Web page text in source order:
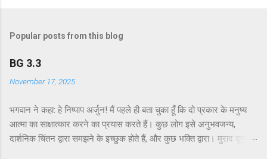
Popular posts from this blog
BG 3.3
November 17, 2025
भगवान ने कहा: हे निष्पाप अर्जुन! मैं पहले ही बता चुका हूँ कि दो प्रकार के मनुष्य
आत्मा का साक्षात्कार करने का प्रयास करते हैं। कुछ लोग इसे अनुभवजन्य,
दार्शनिक चिंतन द्वारा समझने के इच्छुक होते हैं, और कुछ भक्ति द्वारा। मुराद दूसरे